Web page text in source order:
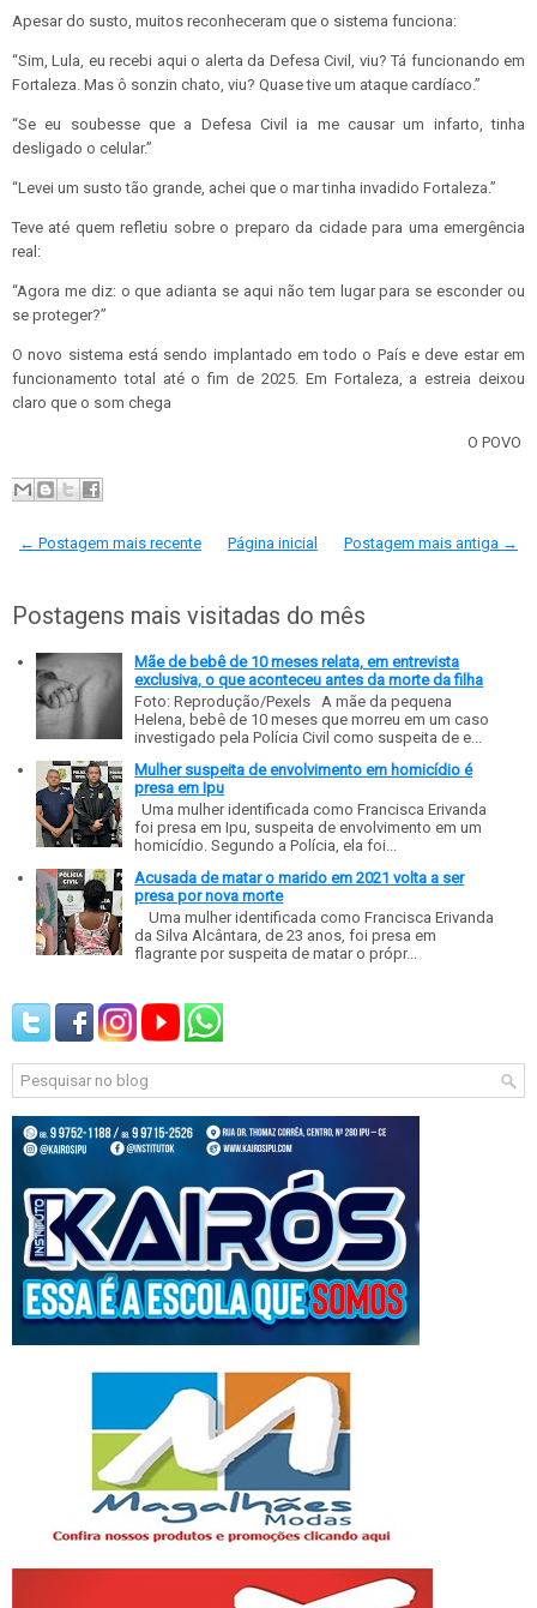
Apesar do susto, muitos reconheceram que o sistema funciona:
“Sim, Lula, eu recebi aqui o alerta da Defesa Civil, viu? Tá funcionando em
Fortaleza. Mas ô sonzin chato, viu? Quase tive um ataque cardíaco.”
“Se eu soubesse que a Defesa Civil ia me causar um infarto, tinha
desligado o celular.”
“Levei um susto tão grande, achei que o mar tinha invadido Fortaleza.”
Teve até quem refletiu sobre o preparo da cidade para uma emergência
real:
“Agora me diz: o que adianta se aqui não tem lugar para se esconder ou
se proteger?”
O novo sistema está sendo implantado em todo o País e deve estar em
funcionamento total até o fim de 2025. Em Fortaleza, a estreia deixou
claro que o som chega
O POVO
← Postagem mais recente Postagem mais antiga →
Página inicial
Postagens mais visitadas do mês
Mãe de bebê de 10 meses relata, em entrevista
exclusiva, o que aconteceu antes da morte da filha
Foto: Reprodução/Pexels A mãe da pequena
Helena, bebê de 10 meses que morreu em um caso
investigado pela Polícia Civil como suspeita de e...
Mulher suspeita de envolvimento em homicídio é
presa em Ipu
Uma mulher identificada como Francisca Erivanda
foi presa em Ipu, suspeita de envolvimento em um
homicídio. Segundo a Polícia, ela foi...
Acusada de matar o marido em 2021 volta a ser
presa por nova morte
Uma mulher identificada como Francisca Erivanda
da Silva Alcântara, de 23 anos, foi presa em
flagrante por suspeita de matar o própr...